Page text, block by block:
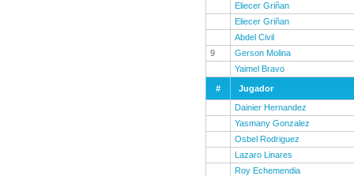
Eliecer Griñan
Eliecer Griñan
Abdel Civil
9
Gerson Molina
Yaimel Bravo
#
Jugador
Dainier Hernandez
Yasmany Gonzalez
Osbel Rodriguez
Lazaro Linares
Roy Echemendia